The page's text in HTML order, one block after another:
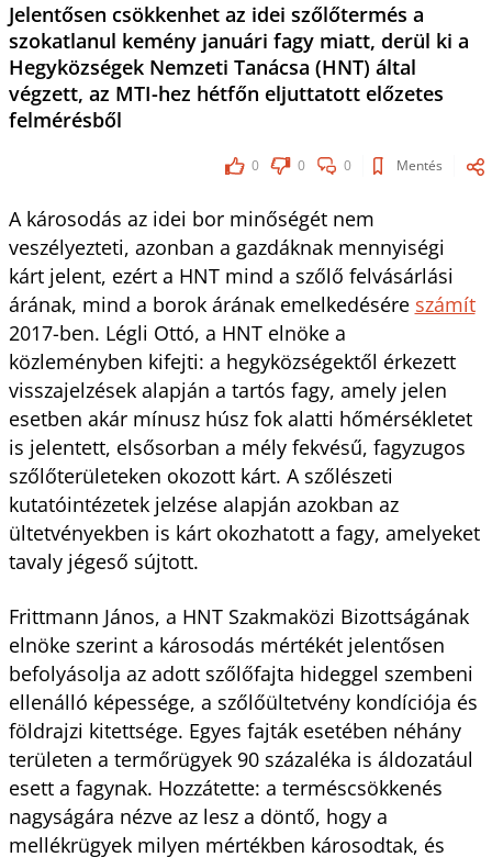
Jelentősen csökkenhet az idei szőlőtermés a
szokatlanul kemény januári fagy miatt, derül ki a
Hegyközségek Nemzeti Tanácsa (HNT) által
végzett, az MTI-hez hétfőn eljuttatott előzetes
felmérésből
0 0 0 Mentés
A károsodás az idei bor minőségét nem
veszélyezteti, azonban a gazdáknak mennyiségi
kárt jelent, ezért a HNT mind a szőlő felvásárlási
árának, mind a borok árának emelkedésére számít
2017-ben. Légli Ottó, a HNT elnöke a
közleményben kifejti: a hegyközségektől érkezett
visszajelzések alapján a tartós fagy, amely jelen
esetben akár mínusz húsz fok alatti hőmérsékletet
is jelentett, elsősorban a mély fekvésű, fagyzugos
szőlőterületeken okozott kárt. A szőlészeti
kutatóintézetek jelzése alapján azokban az
ültetvényekben is kárt okozhatott a fagy, amelyeket
tavaly jégeső sújtott.
Frittmann János, a HNT Szakmaközi Bizottságának
elnöke szerint a károsodás mértékét jelentősen
befolyásolja az adott szőlőfajta hideggel szembeni
ellenálló képessége, a szőlőültetvény kondíciója és
földrajzi kitettsége. Egyes fajták esetében néhány
területen a termőrügyek 90 százaléka is áldozatául
esett a fagynak. Hozzátette: a terméscsökkenés
nagyságára nézve az lesz a döntő, hogy a
mellékrügyek milyen mértékben károsodtak, és